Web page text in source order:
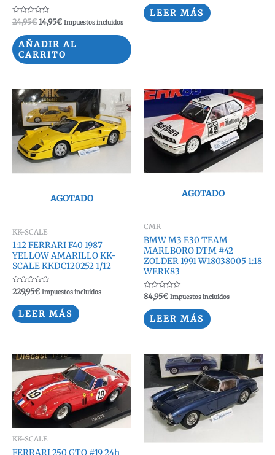
Valorado
con
de
5
24,95€ El
original
era:
24,95€.
14,95€El
actual
es:
14,95€.
Impuestos incluidos
AÑADIR AL
CARRITO
de
5
LEER MÁS
AGOTADO
KK-SCALE
1:12 FERRARI F40 1987
YELLOW AMARILLO KK-
SCALE KKDC120252 1/12
Valorado
con
de
5
229,95€ Impuestos incluidos
LEER MÁS
AGOTADO
CMR
BMW M3 E30 TEAM
MARLBORO DTM #42
ZOLDER 1991 W18038005 1:18
WERK83
Valorado
con
de
5
84,95€ Impuestos incluidos
LEER MÁS
KK-SCALE